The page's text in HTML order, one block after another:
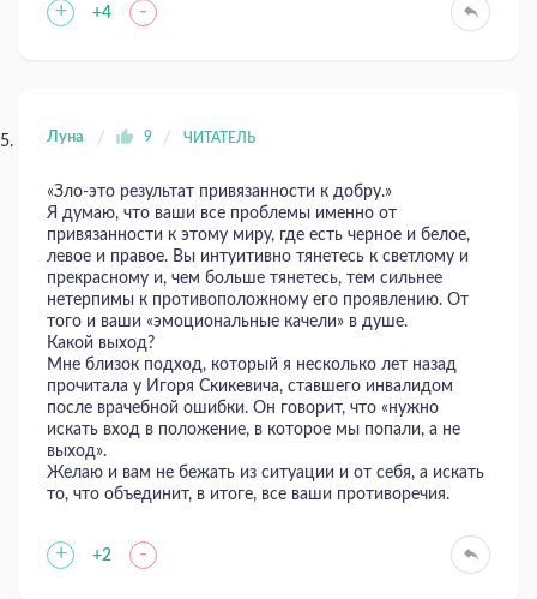
+ +4 -
Луна 9 ЧИТАТЕЛЬ
«Зло-это результат привязанности к добру.»
Я думаю, что ваши все проблемы именно от
привязанности к этому миру, где есть черное и белое,
левое и правое. Вы интуитивно тянетесь к светлому и
прекрасному и, чем больше тянетесь, тем сильнее
нетерпимы к противоположному его проявлению. От
того и ваши «эмоциональные качели» в душе.
Какой выход?
Мне близок подход, который я несколько лет назад
прочитала у Игоря Скикевича, ставшего инвалидом
после врачебной ошибки. Он говорит, что «нужно
искать вход в положение, в которое мы попали, а не
выход».
Желаю и вам не бежать из ситуации и от себя, а искать
то, что объединит, в итоге, все ваши противоречия.
+ +2 -